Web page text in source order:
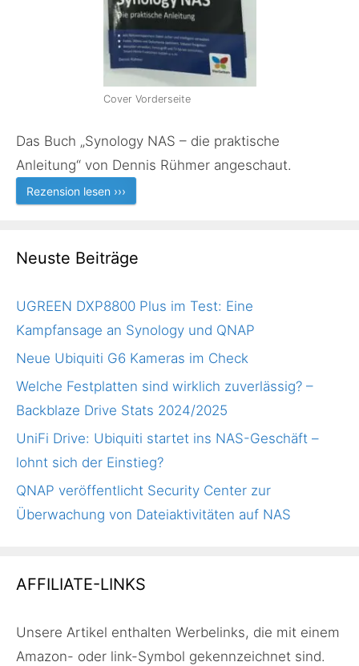
Cover Vorderseite
Das Buch „Synology NAS – die praktische
Anleitung“ von Dennis Rühmer angeschaut.
Rezension lesen ›››
Neuste Beiträge
UGREEN DXP8800 Plus im Test: Eine
Kampfansage an Synology und QNAP
Neue Ubiquiti G6 Kameras im Check
Welche Festplatten sind wirklich zuverlässig? –
Backblaze Drive Stats 2024/2025
UniFi Drive: Ubiquiti startet ins NAS-Geschäft –
lohnt sich der Einstieg?
QNAP veröffentlicht Security Center zur
Überwachung von Dateiaktivitäten auf NAS
AFFILIATE-LINKS
Unsere Artikel enthalten Werbelinks, die mit einem
Amazon- oder link-Symbol gekennzeichnet sind.